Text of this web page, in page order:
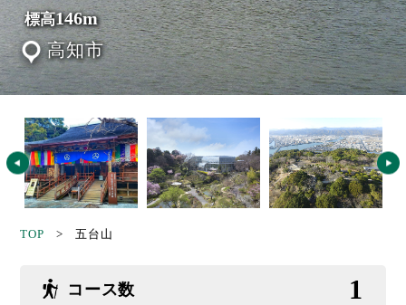
標高146m
高知市
TOP > 五台山
コース数 1